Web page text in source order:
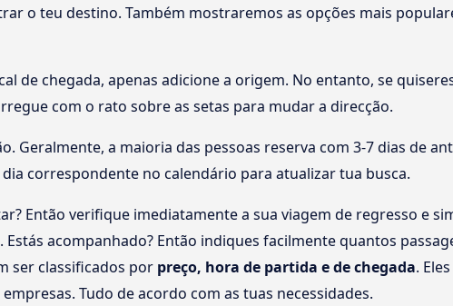
o teu destino. Também mostraremos as opções mais
de chegada, apenas adicione a origem. No entanto, se
com o rato sobre as setas para mudar a direcção.
Geralmente, a maioria das pessoas reserva com 3-7 dias de
correspondente no calendário para atualizar tua busca.
Então verifique imediatamente a sua viagem de regresso e
acompanhado? Então indiques facilmente quantos
ser classificados por preço, hora de partida e de chegada.
Tudo de acordo com as tuas necessidades.